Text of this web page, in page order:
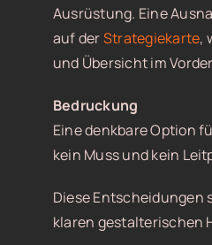
Ausrüstung. Eine
auf derStrategiekarte,
und Übersicht im
Bedruckung
Eine denkbare Option
kein Muss und kein
Diese Entscheidungen
klaren gestalterischen